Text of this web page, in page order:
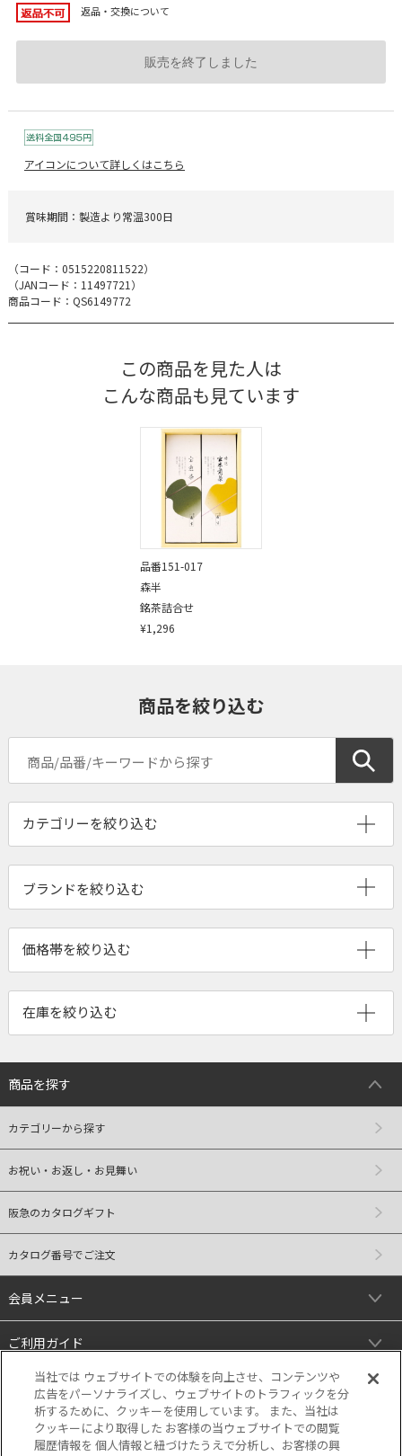
返品・交換について
販売を終了しました
アイコンについて詳しくはこちら
賞味期間：製造より常温300日
（コード： 0515220811522）
（JANコード： 11497721 ）
商品コード：QS6149772
この商品を見た人は
こんな商品も見ています
品番151-017
森半
銘茶詰合せ
¥1,296
商品を絞り込む
ブランドを絞り込む
商品を探す
カテゴリーから探す
お祝い・お返し・お見舞い
阪急のカタログギフト
カタログ番号でご注文
会員メニュー
ご利用ガイド
リンク
当社では ウェブサイトでの体験を向上させ、コンテンツや
広告をパーソナライズし、ウェブサイトのトラフィックを分
析するために、クッキーを使用しています。 また、当社は
クッキーにより取得した お客様の当ウェブサイトでの閲覧
履歴情報を 個人情報と紐づけたうえで分析し、お客様の興